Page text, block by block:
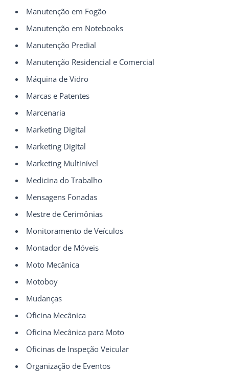
Manutenção em Fogão
Manutenção em Notebooks
Manutenção Predial
Manutenção Residencial e Comercial
Máquina de Vidro
Marcas e Patentes
Marcenaria
Marketing Digital
Marketing Digital
Marketing Multinível
Medicina do Trabalho
Mensagens Fonadas
Mestre de Cerimônias
Monitoramento de Veículos
Montador de Móveis
Moto Mecânica
Motoboy
Mudanças
Oficina Mecânica
Oficina Mecânica para Moto
Oficinas de Inspeção Veicular
Organização de Eventos